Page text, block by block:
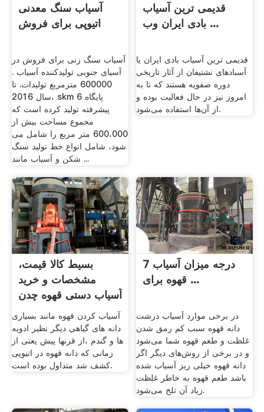
آسیاب سنگ معدنی
اتیوپی برای فروش
آسیاب سنگ زنی برای فروش در
آسیای جنوبی تولیدکننده آسیاب .
600000 مترمربع تولیدات. تا
سال 2016، skm 6 پایگاه
پیشرفته تولید کرده است که
مجموع مساحت بیش از
600،000 متر مربع را شامل می
شود، شامل انواع خط تولید سنگ
شکن و آسیاب مانند ...
قدیمی ترین آسیاب
بادی ایران وب ...
قدیمی ترین آسیاب بادی ایران یا
آسبادهای نشتیفان از آثار تاریخی
دوره صفویه هستند که تا به
امروز نیز در حال فعالیت بوده و
از آن‌ها استفاده می‌شود.
بسیط کالا قیمت،
مشخصات و خرید
آسیاب دستی قهوه چدن
آسیاب کردن قهوه مانند بسیاری
دانه های گیاهی دیگر نظیر ادویه
ها و گندم ،از قرنها پیش یعنی از
زمانی که دانه قهوه در اتیوپی
کشف شد متداول بوده است.
7 درجه میزان آسیاب
قهوه برای ...
در برخی موارد آسیاب درشت
دانه قهوه سبب کم رمق شدن
غلظت و طعم قهوه شما می‌شود
و در برخی از روش‌های دیگر اگر
دانه قهوه خیلی ریز آسیاب شده
باشد طعم قهوه به خاطر غلظت
زیاد آن تلخ می‌شود.